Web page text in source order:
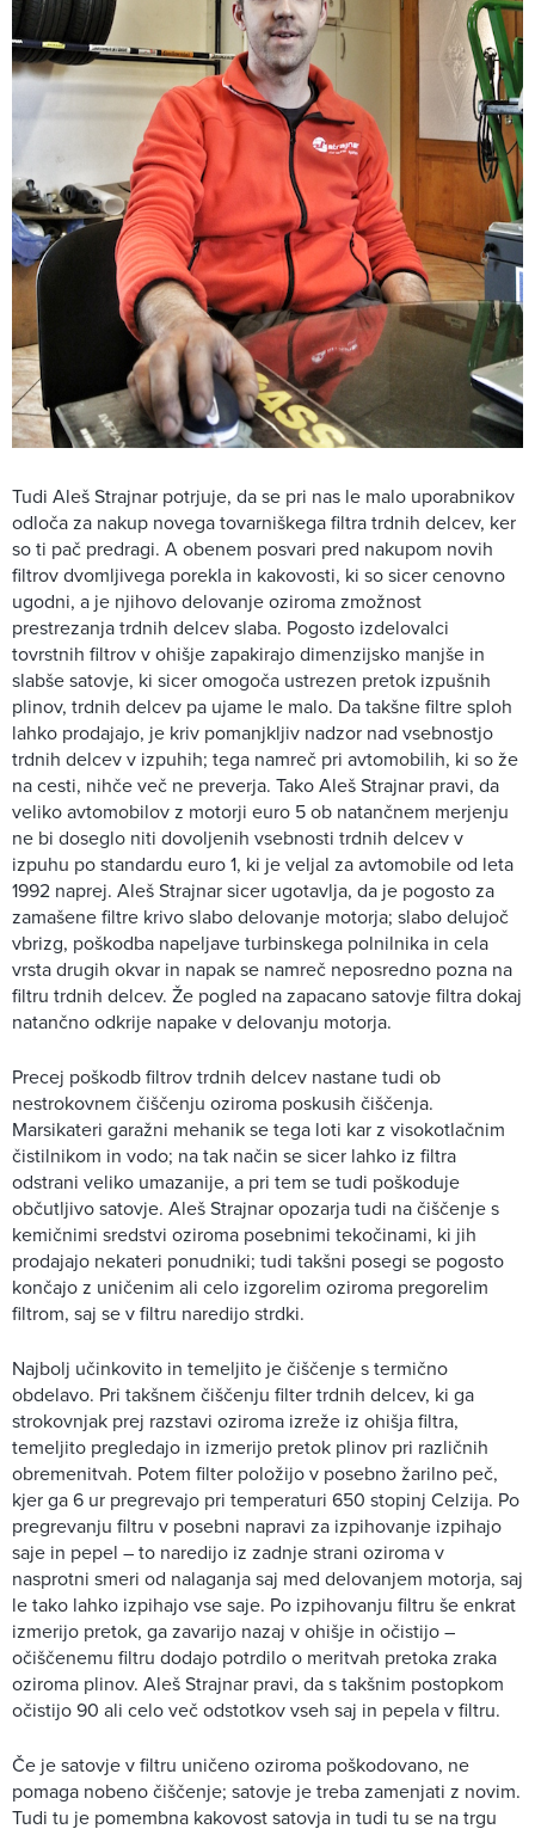
Tudi Aleš Strajnar potrjuje, da se pri nas le malo uporabnikov
odloča za nakup novega tovarniškega filtra trdnih delcev, ker
so ti pač predragi. A obenem posvari pred nakupom novih
filtrov dvomljivega porekla in kakovosti, ki so sicer cenovno
ugodni, a je njihovo delovanje oziroma zmožnost
prestrezanja trdnih delcev slaba. Pogosto izdelovalci
tovrstnih filtrov v ohišje zapakirajo dimenzijsko manjše in
slabše satovje, ki sicer omogoča ustrezen pretok izpušnih
plinov, trdnih delcev pa ujame le malo. Da takšne filtre sploh
lahko prodajajo, je kriv pomanjkljiv nadzor nad vsebnostjo
trdnih delcev v izpuhih; tega namreč pri avtomobilih, ki so že
na cesti, nihče več ne preverja. Tako Aleš Strajnar pravi, da
veliko avtomobilov z motorji euro 5 ob natančnem merjenju
ne bi doseglo niti dovoljenih vsebnosti trdnih delcev v
izpuhu po standardu euro 1, ki je veljal za avtomobile od leta
1992 naprej. Aleš Strajnar sicer ugotavlja, da je pogosto za
zamašene filtre krivo slabo delovanje motorja; slabo delujoč
vbrizg, poškodba napeljave turbinskega polnilnika in cela
vrsta drugih okvar in napak se namreč neposredno pozna na
filtru trdnih delcev. Že pogled na zapacano satovje filtra dokaj
natančno odkrije napake v delovanju motorja.
Precej poškodb filtrov trdnih delcev nastane tudi ob
nestrokovnem čiščenju oziroma poskusih čiščenja.
Marsikateri garažni mehanik se tega loti kar z visokotlačnim
čistilnikom in vodo; na tak način se sicer lahko iz filtra
odstrani veliko umazanije, a pri tem se tudi poškoduje
občutljivo satovje. Aleš Strajnar opozarja tudi na čiščenje s
kemičnimi sredstvi oziroma posebnimi tekočinami, ki jih
prodajajo nekateri ponudniki; tudi takšni posegi se pogosto
končajo z uničenim ali celo izgorelim oziroma pregorelim
filtrom, saj se v filtru naredijo strdki.
Najbolj učinkovito in temeljito je čiščenje s termično
obdelavo. Pri takšnem čiščenju filter trdnih delcev, ki ga
strokovnjak prej razstavi oziroma izreže iz ohišja filtra,
temeljito pregledajo in izmerijo pretok plinov pri različnih
obremenitvah. Potem filter položijo v posebno žarilno peč,
kjer ga 6 ur pregrevajo pri temperaturi 650 stopinj Celzija. Po
pregrevanju filtru v posebni napravi za izpihovanje izpihajo
saje in pepel – to naredijo iz zadnje strani oziroma v
nasprotni smeri od nalaganja saj med delovanjem motorja, saj
le tako lahko izpihajo vse saje. Po izpihovanju filtru še enkrat
izmerijo pretok, ga zavarijo nazaj v ohišje in očistijo –
očiščenemu filtru dodajo potrdilo o meritvah pretoka zraka
oziroma plinov. Aleš Strajnar pravi, da s takšnim postopkom
očistijo 90 ali celo več odstotkov vseh saj in pepela v filtru.
Če je satovje v filtru uničeno oziroma poškodovano, ne
pomaga nobeno čiščenje; satovje je treba zamenjati z novim.
Tudi tu je pomembna kakovost satovja in tudi tu se na trgu